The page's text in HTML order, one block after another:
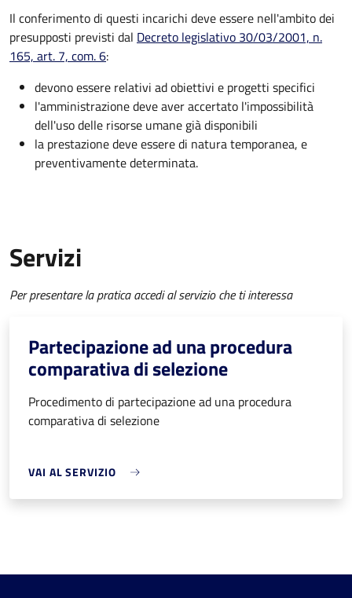
Il conferimento di questi incarichi deve essere nell'ambito dei
presupposti previsti dal Decreto legislativo 30/03/2001, n.
165, art. 7, com. 6:
devono essere relativi ad obiettivi e progetti specifici
l'amministrazione deve aver accertato l'impossibilità
dell'uso delle risorse umane già disponibili
la prestazione deve essere di natura temporanea, e
preventivamente determinata.
Servizi
Per presentare la pratica accedi al servizio che ti interessa
Partecipazione ad una procedura
comparativa di selezione
Procedimento di partecipazione ad una procedura
comparativa di selezione
VAI AL SERVIZIO